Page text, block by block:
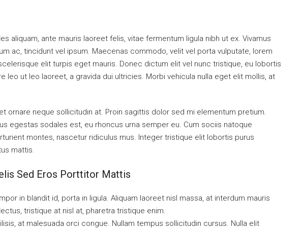
aliquam, ante mauris laoreet felis, vitae fermentum ligula nibh ut ex. Vivamus
ac, tincidunt vel ipsum. Maecenas commodo, velit vel porta vulputate, lorem
elit turpis eget mauris. Donec dictum elit vel nunc tristique, eu lobortis
leo ut leo laoreet, a gravida dui ultricies. Morbi vehicula nulla eget elit mollis, at
ornare neque sollicitudin at. Proin sagittis dolor sed mi elementum pretium.
egestas sodales est, eu rhoncus urna semper eu. Cum sociis natoque
montes, nascetur ridiculus mus. Integer tristique elit lobortis purus
mattis.
Sed Eros Porttitor Mattis
in blandit id, porta in ligula. Aliquam laoreet nisl massa, at interdum mauris
tristique at nisl at, pharetra tristique enim.
at malesuada orci congue. Nullam tempus sollicitudin cursus. Nulla elit